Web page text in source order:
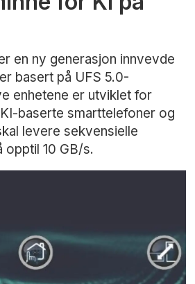
en ny generasjon innvevde
basert på UFS 5.0-
enhetene er utviklet for
baserte smarttelefoner og
levere sekvensielle
opptil 10 GB/s.